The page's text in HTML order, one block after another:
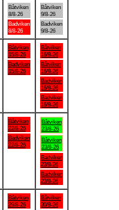
Båtviken
8/8-26
Badviken
8/8-26
Båtviken
9/8-26
Badviken
9/8-26
Båtviken
15/8-26
Badviken
15/8-26
Båtviken
16/8-26
Båtviken
16/8-26
Badviken
16/8-26
Badviken
16/8-26
Båtviken
22/8-26
Badviken
22/8-26
Båtviken
23/8-26
Båtviken
23/8-26
Badviken
23/8-26
Badviken
23/8-26
Båtviken
29/8-26
Båtviken
30/8-26